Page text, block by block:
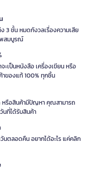
3 ชั้น หมดกังวลเรื่องความเสีย
พสมบูรณ์
ะเป็นหนังสือ เครื่องเขียน หรือ
าของแท้ 100% ทุกชิ้น
หรือสินค้ามีปัญหา คุณสามารถ
นที่ได้รับสินค้า
ตลอดคืน อยากได้อะไร แค่คลิก